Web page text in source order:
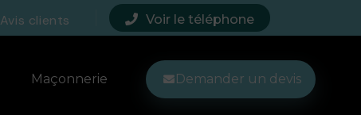
Avis clients Voir le téléphone
Maçonnerie Demander un devis